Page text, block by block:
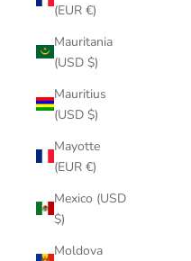
(EUR €)
Mauritania
(USD $)
Mauritius
(USD $)
Mayotte
(EUR €)
Mexico (USD
$)
Moldova